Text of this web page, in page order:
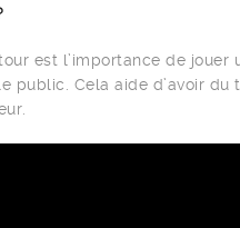
est l’importance de jouer
public. Cela aide d’avoir du